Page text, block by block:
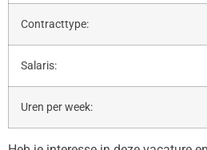
Contracttype:
Salaris:
Uren per week: